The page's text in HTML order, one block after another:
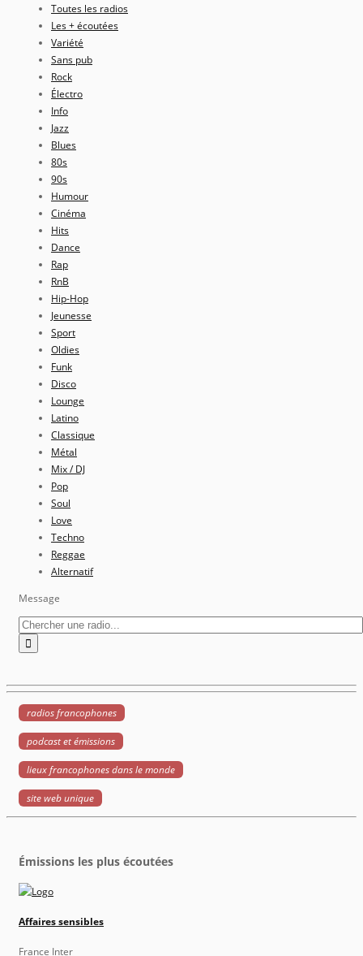
Toutes les radios
Les + écoutées
Variété
Sans pub
Rock
Électro
Info
Jazz
Blues
80s
90s
Humour
Cinéma
Hits
Dance
Rap
RnB
Hip-Hop
Jeunesse
Sport
Oldies
Funk
Disco
Lounge
Latino
Classique
Métal
Mix / DJ
Pop
Soul
Love
Techno
Reggae
Alternatif
Message
radios francophones
podcast et émissions
lieux francophones dans le monde
site web unique
Émissions les plus écoutées
Affaires sensibles
France Inter